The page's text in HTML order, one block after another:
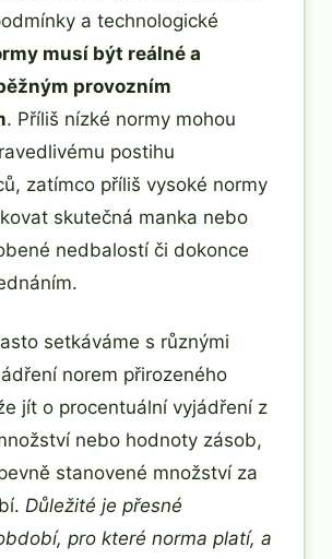
a technologické
musí být reálné a
provozním
. Příliš nízké normy mohou
postihu
zatímco příliš vysoké normy
skutečná manka nebo
nedbalostí či dokonce
setkáváme s různými
norem přirozeného
jít o procentuální vyjádření z
nebo hodnoty zásob,
stanovené množství za
Důležité je přesné
pro které norma platí, a